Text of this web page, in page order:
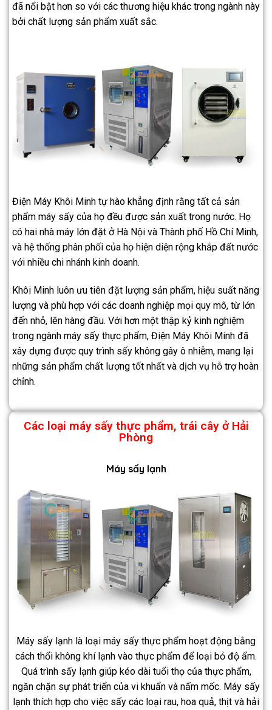
đã nổi bật hơn so với các thương hiệu khác trong ngành này
bởi chất lượng sản phẩm xuất sắc.
Điện Máy Khôi Minh tự hào khẳng định rằng tất cả sản
phẩm máy sấy của họ đều được sản xuất trong nước. Họ
có hai nhà máy lớn đặt ở Hà Nội và Thành phố Hồ Chí Minh,
và hệ thống phân phối của họ hiện diện rộng khắp đất nước
với nhiều chi nhánh kinh doanh.
Khôi Minh luôn ưu tiên đặt lượng sản phẩm, hiệu suất năng
lượng và phù hợp với các doanh nghiệp mọi quy mô, từ lớn
đến nhỏ, lên hàng đầu. Với hơn một thập kỷ kinh nghiệm
trong ngành máy sấy thực phẩm, Điện Máy Khôi Minh đã
xây dựng được quy trình sấy không gây ô nhiễm, mang lại
những sản phẩm chất lượng tốt nhất và dịch vụ hỗ trợ hoàn
chỉnh.
Các loại máy sấy thực phẩm, trái cây ở Hải
Phòng
Máy sấy lạnh
Máy sấy lạnh là loại máy sấy thực phẩm hoạt động bằng
cách thổi không khí lạnh vào thực phẩm để loại bỏ độ ẩm.
Quá trình sấy lạnh giúp kéo dài tuổi thọ của thực phẩm,
ngăn chặn sự phát triển của vi khuẩn và nấm mốc. Máy sấy
lạnh thích hợp cho việc sấy các loại rau, hoa quả, thịt và hải